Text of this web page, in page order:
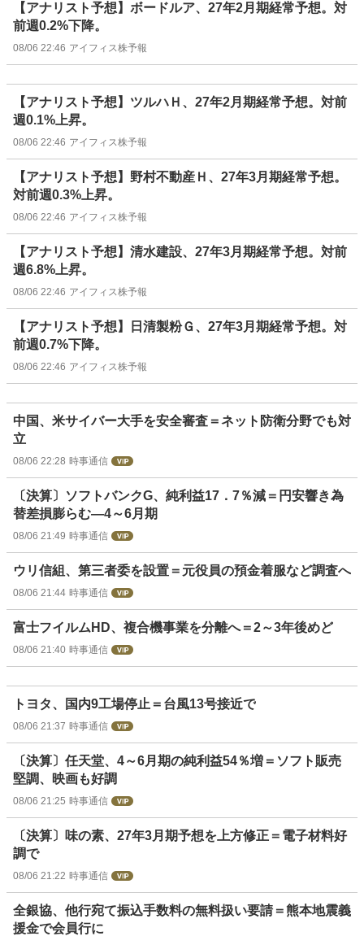
【アナリスト予想】ボードルア、27年2月期経常予想。対
前週0.2%下降。
08/06 22:46 アイフィス株予報
【アナリスト予想】ツルハＨ、27年2月期経常予想。対前
週0.1%上昇。
08/06 22:46 アイフィス株予報
【アナリスト予想】野村不動産Ｈ、27年3月期経常予想。
対前週0.3%上昇。
08/06 22:46 アイフィス株予報
【アナリスト予想】清水建設、27年3月期経常予想。対前
週6.8%上昇。
08/06 22:46 アイフィス株予報
【アナリスト予想】日清製粉Ｇ、27年3月期経常予想。対
前週0.7%下降。
08/06 22:46 アイフィス株予報
中国、米サイバー大手を安全審査＝ネット防衛分野でも対
立
08/06 22:28 時事通信
〔決算〕ソフトバンクG、純利益17．7％減＝円安響き為
替差損膨らむ―4～6月期
08/06 21:49 時事通信
ウリ信組、第三者委を設置＝元役員の預金着服など調査へ
08/06 21:44 時事通信
富士フイルムHD、複合機事業を分離へ＝2～3年後めど
08/06 21:40 時事通信
トヨタ、国内9工場停止＝台風13号接近で
08/06 21:37 時事通信
〔決算〕任天堂、4～6月期の純利益54％増＝ソフト販売
堅調、映画も好調
08/06 21:25 時事通信
〔決算〕味の素、27年3月期予想を上方修正＝電子材料好
調で
08/06 21:22 時事通信
全銀協、他行宛て振込手数料の無料扱い要請＝熊本地震義
援金で会員行に